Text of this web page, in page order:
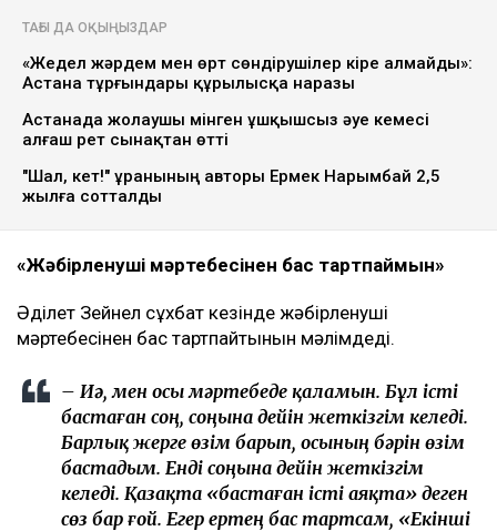
ТАҒЫ ДА ОҚЫҢЫЗДАР
«Жедел жәрдем мен өрт сөндірушілер кіре алмайды»:
Астана тұрғындары құрылысқа наразы
Астанада жолаушы мінген ұшқышсыз әуе кемесі
алғаш рет сынақтан өтті
"Шал, кет!" ұранының авторы Ермек Нарымбай 2,5
жылға сотталды
«Жәбірленуші мәртебесінен бас тартпаймын»
Әділет Зейнел сұхбат кезінде жәбірленуші
мәртебесінен бас тартпайтынын мәлімдеді.
– Иә, мен осы мәртебеде қаламын. Бұл істі
бастаған соң, соңына дейін жеткізгім келеді.
Барлық жерге өзім барып, осының бәрін өзім
бастадым. Енді соңына дейін жеткізгім
келеді. Қазақта «бастаған істі аяқта» деген
сөз бар ғой. Егер ертең бас тартсам, «Екінші